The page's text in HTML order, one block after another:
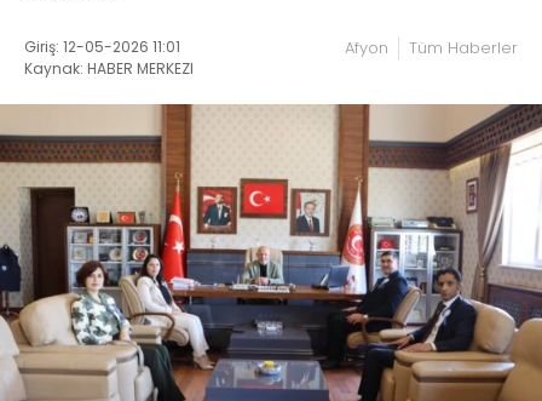
Giriş: 12-05-2026 11:01
Kaynak: HABER MERKEZI
Afyon Tüm Haberler